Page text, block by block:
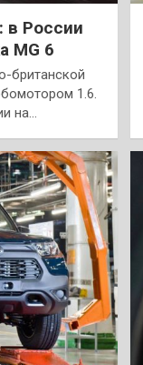
в России
MG 6
британской
1.6.
на…